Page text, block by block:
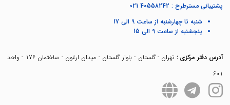
پشتیبانی مسترطرح : 021 40558242
شنبه تا چهارشنبه از ساعت 9 الی 17
پنجشنبه از ساعت 9 الی 15
آدرس دفتر مرکزی :
تهران - گلستان - بلوار گلستان - میدان ارغون - ساختمان 176 - واحد
601